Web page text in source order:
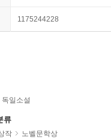
1175244228
독일소설
류
작 노벨문학상